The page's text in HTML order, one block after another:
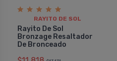
RAYITO DE SOL
Rayito De Sol
Bronzage Resaltador
De Bronceado